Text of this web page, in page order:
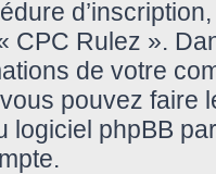
CPC Rulez ».
de votre
pouvez faire
logiciel phpBB